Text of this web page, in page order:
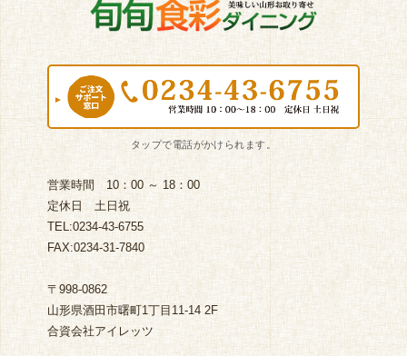
営業時間 10：00 ～ 18：00
定休日 土日祝
TEL:0234-43-6755
FAX:0234-31-7840
〒998-0862
山形県酒田市曙町1丁目11-14 2F
合資会社アイレッツ